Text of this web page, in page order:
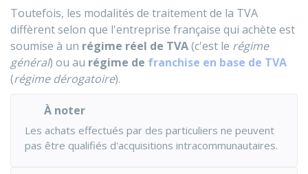
Toutefois, les modalités de traitement de la TVA
diffèrent selon que l'entreprise française qui achète est
soumise à un régime réel de TVA(c'est le régime
général) ou au régime de franchise en base de TVA
(régime dérogatoire).
À noter
Les achats effectués par des particuliers ne peuvent
pas être qualifiés d'acquisitions intracommunautaires.